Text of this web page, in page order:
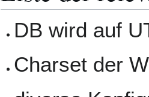
DB wird auf
Charset der